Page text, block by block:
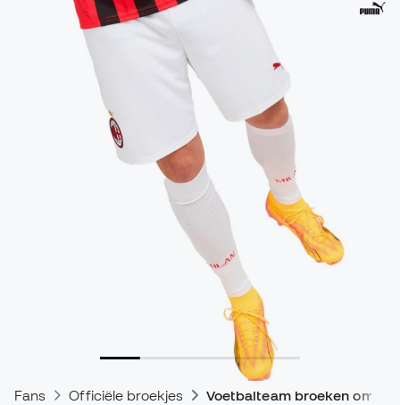
Fans Officiële broekjes Voetbalteam broeken om te